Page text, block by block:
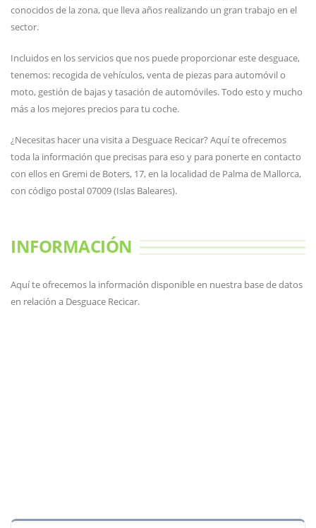
conocidos de la zona, que lleva años realizando un gran trabajo en el
sector.
Incluidos en los servicios que nos puede proporcionar este desguace,
tenemos: recogida de vehículos, venta de piezas para automóvil o
moto, gestión de bajas y tasación de automóviles. Todo esto y mucho
más a los mejores precios para tu coche.
¿Necesitas hacer una visita a Desguace Recicar? Aquí te ofrecemos
toda la información que precisas para eso y para ponerte en contacto
con ellos en Gremi de Boters, 17, en la localidad de Palma de Mallorca,
con código postal 07009 (Islas Baleares).
INFORMACIÓN
Aquí te ofrecemos la información disponible en nuestra base de datos
en relación a Desguace Recicar.